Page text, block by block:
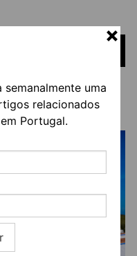
uma
relacionados
Portugal.
a partir de €160